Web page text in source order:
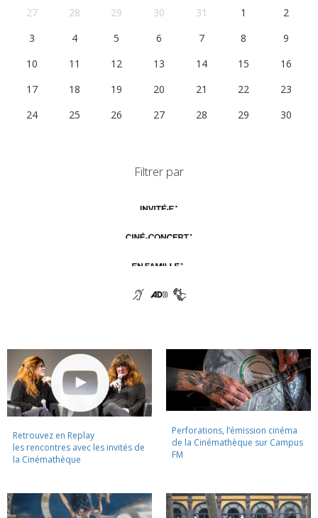
27
28 29 30 31 1
2
3
4 5 6 7 8
9
10
11 12 13 14 15
16
17
18 19 20 21 22
23
24
25 26 27 28 29 30
Filtrer par
Retrouvez en Replay
les rencontres avec les invités de
la Cinémathèque
Perforations, l’émission cinéma
de la Cinémathèque sur Campus
FM